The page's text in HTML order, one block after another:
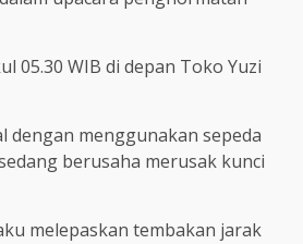
05.30 WIB di depan Toko Yuzi
dengan menggunakan sepeda
berusaha merusak kunci
melepaskan tembakan jarak